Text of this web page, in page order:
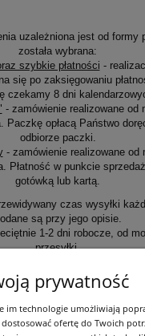
uzależniona jest od formy
została wybrana:
szybkie płatności -
się po zaksięgowaniu
czekamy 8 dni
- zamówienie realizowane od
Paczkę opłacą Państwo
odbiorze paczki.
- zamówienie realizowane od
Płatność w punkcie
gotówką lub kartą.
czas wysyłki
są przy jego opisie.
1-2 dni robocze, od
przesyłki.
Informacje ogólne
prywatność
im technologie umożliwiają
ofertę do Twoich